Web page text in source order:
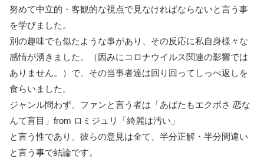
努めて中立的・客観的な視点で見なければならないと言う事
を学びました。
別の趣味でも似たような事があり、その反応に私自身様々な
感情が湧きました。（因みにコロナウイルス関連の影響では
ありません。）で、その当事者達は回り回ってしっぺ返しを
食らいました。
ジャンル問わず、ファンと言う者は「あばたもエクボさ 恋な
んて盲目」from ロミジュリ「綺麗は汚い」
と言う性であり、彼らの意見は全て、半分正解・半分間違い
と言う事で結論です。